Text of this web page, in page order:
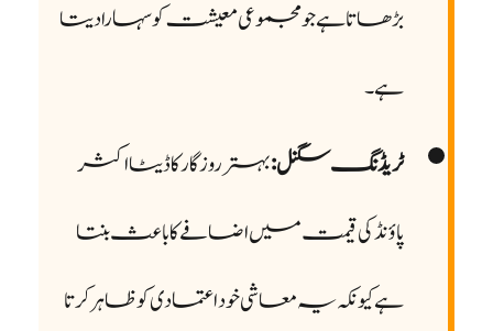
بڑھاتا ہے جو مجموعی معیشت کو سہارا دیتا
ہے۔
ٹریڈنگ سگنل:بہتر روزگار کا ڈیٹا اکثر
پاؤنڈ کی قیمت میں اضافے کا باعث بنتا
ہے کیونکہ یہ معاشی خود اعتمادی کو ظاہر کرتا